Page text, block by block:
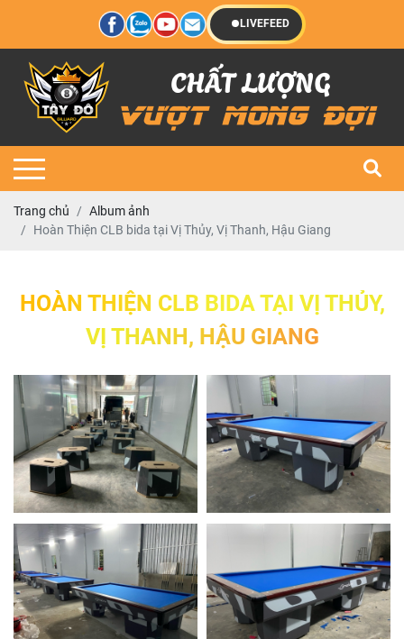
LIVEFEED
Trang chủ
Album ảnh
Hoàn Thiện CLB bida tại Vị Thủy, Vị Thanh, Hậu Giang
HOÀN THIỆN CLB BIDA TẠI VỊ THỦY,
VỊ THANH, HẬU GIANG